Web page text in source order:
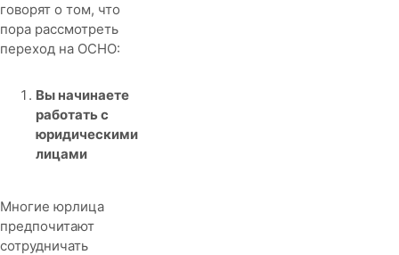
говорят о том, что
пора рассмотреть
переход на ОСНО:
Вы начинаете
работать с
юридическими
лицами
Многие юрлица
предпочитают
сотрудничать